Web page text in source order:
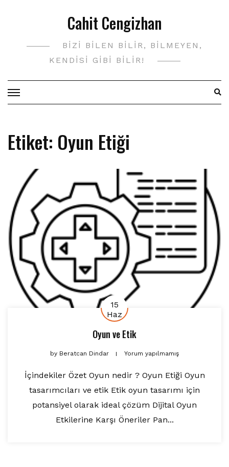
Cahit Cengizhan
BIZI BILEN BILIR, BILMEYEN,
KENDISI GIBI BILIR!
Etiket: Oyun Etiği
15
Haz
Oyun ve Etik
by Beratcan Dindar Yorum yapılmamış
İçindekiler Özet Oyun nedir ? Oyun Etiği Oyun
tasarımcıları ve etik Etik oyun tasarımı için
potansiyel olarak ideal çözüm Dijital Oyun
Etkilerine Karşı Öneriler Pan...